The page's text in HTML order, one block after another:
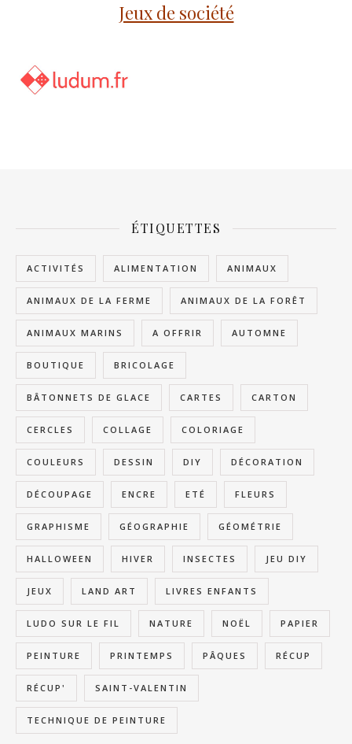
Jeux de société
ÉTIQUETTES
ACTIVITÉS ALIMENTATION ANIMAUX
ANIMAUX DE LA FERME ANIMAUX DE LA FORÊT
ANIMAUX MARINS A OFFRIR AUTOMNE
BOUTIQUE BRICOLAGE
BÂTONNETS DE GLACE CARTES CARTON
CERCLES COLLAGE COLORIAGE
COULEURS DESSIN DIY DÉCORATION
DÉCOUPAGE ENCRE ETÉ FLEURS
GRAPHISME GÉOGRAPHIE GÉOMÉTRIE
HALLOWEEN HIVER INSECTES JEU DIY
JEUX LAND ART LIVRES ENFANTS
LUDO SUR LE FIL NATURE NOËL PAPIER
PEINTURE PRINTEMPS PÂQUES RÉCUP
RÉCUP' SAINT-VALENTIN
TECHNIQUE DE PEINTURE